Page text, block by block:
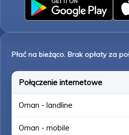
Płać na bieżąco. Brak opłaty za
Połączenie internetowe
Oman - landline
Oman - mobile